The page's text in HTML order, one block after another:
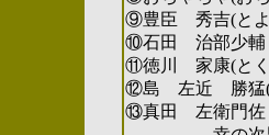
⑨豊臣 秀吉(とよ
⑩石田 治部少輔
⑪徳川 家康(とく
⑫島 左近 勝猛(
⑬真田 左衛門佐